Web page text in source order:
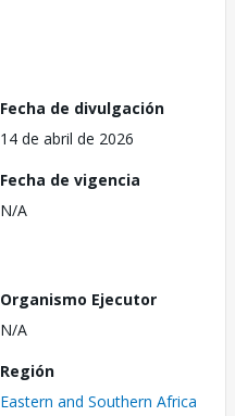
Fecha de divulgación
14 de abril de 2026
Fecha de vigencia
N/A
Organismo Ejecutor
N/A
Región
Eastern and Southern Africa